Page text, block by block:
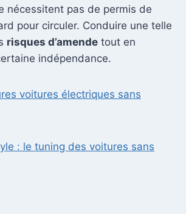
nécessitent pas de permis de
pour circuler. Conduire une telle
risques d’amende tout en
indépendance.
voitures électriques sans
: le tuning des voitures sans